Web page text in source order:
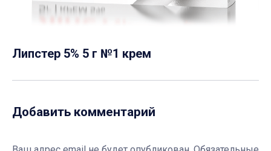
Липстер 5% 5 г №1 крем
Добавить комментарий